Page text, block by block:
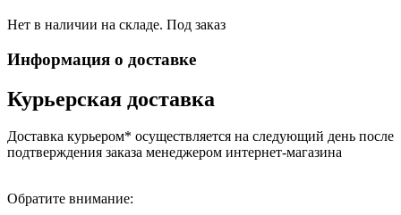
Нет в наличии на складе. Под заказ
Информация о доставке
Курьерская доставка
Доставка курьером* осуществляется на следующий день после
подтверждения заказа менеджером интернет-магазина
Обратите внимание: